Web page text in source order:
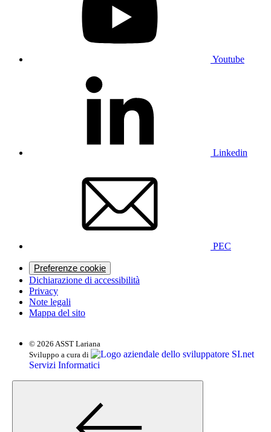
Youtube
Linkedin
PEC
Preferenze cookie
Dichiarazione di accessibilità
Privacy
Note legali
Mappa del sito
© 2026 ASST Lariana
Sviluppo a cura di
SI.net
Servizi Informatici